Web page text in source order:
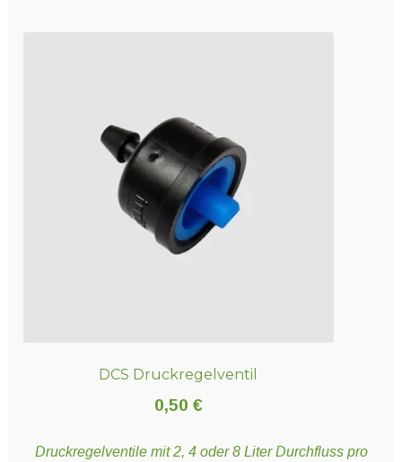
DCS Druckregelventil
0,50 €
Druckregelventile mit 2, 4 oder 8 Liter Durchfluss pro